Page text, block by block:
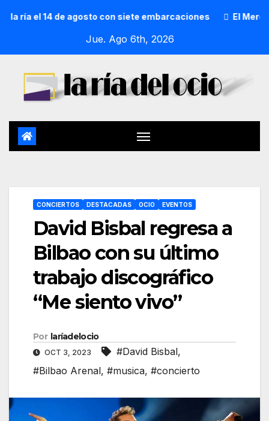
el 14 de agosto con siete embarcaciones El Mercado
Jue. Ago 6th, 2026
CONCIERTOS DESTACADAS OCIO EVENTOS
David Bisbal regresa a
Bilbao con su último
trabajo discográfico
“Me siento vivo”
Por laríadelocio
OCT 3, 2023 #David Bisbal,
#Bilbao Arenal, #musica, #concierto